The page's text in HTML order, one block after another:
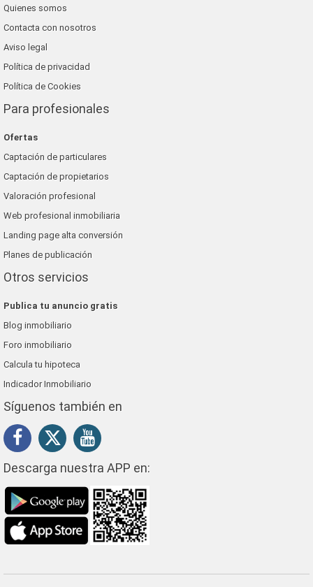
Quienes somos
Contacta con nosotros
Aviso legal
Política de privacidad
Política de Cookies
Para profesionales
Ofertas
Captación de particulares
Captación de propietarios
Valoración profesional
Web profesional inmobiliaria
Landing page alta conversión
Planes de publicación
Otros servicios
Publica tu anuncio gratis
Blog inmobiliario
Foro inmobiliario
Calcula tu hipoteca
Indicador Inmobiliario
Síguenos también en
Descarga nuestra APP en: